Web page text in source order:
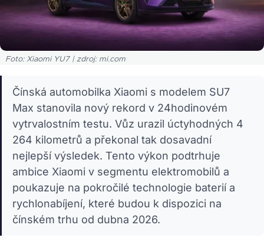
Foto: Xiaomi YU7 | zdroj: mi.com
Čínská automobilka Xiaomi s modelem SU7
Max stanovila nový rekord v 24hodinovém
vytrvalostním testu. Vůz urazil úctyhodných 4
264 kilometrů a překonal tak dosavadní
nejlepší výsledek. Tento výkon podtrhuje
ambice Xiaomi v segmentu elektromobilů a
poukazuje na pokročilé technologie baterií a
rychlonabíjení, které budou k dispozici na
čínském trhu od dubna 2026.